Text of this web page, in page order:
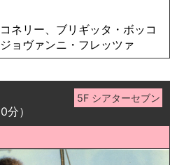
ネリー、ブリギッタ・ボッコ
ョヴァンニ・フレッツァ
）